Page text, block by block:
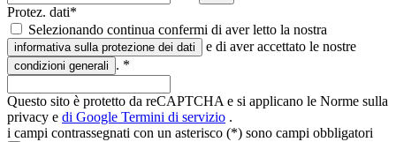
Protez. dati*
Selezionando continua confermi di aver letto la nostra
informativa sulla protezione dei dati e di aver accettato le nostre
condizioni generali . *
Questo sito è protetto da reCAPTCHA e si applicano le Norme sulla
privacy e di Google Termini di servizio .
i campi contrassegnati con un asterisco (*) sono campi obbligatori